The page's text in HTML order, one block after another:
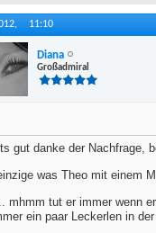
11:10
Diana
Großadmiral
gut danke der Nachfrage,
was Theo mit einem
mhmm tut er immer wenn
ein paar Leckerlen in der